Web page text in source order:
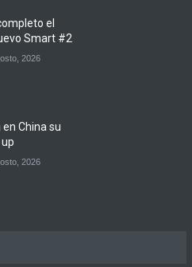
el
Smart #2
2026
China su
2026
y Skua 150 en